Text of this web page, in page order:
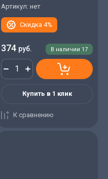
Артикул: нет
Скидка 4%
В наличии 17
374 руб.
Купить в 1 клик
К сравнению